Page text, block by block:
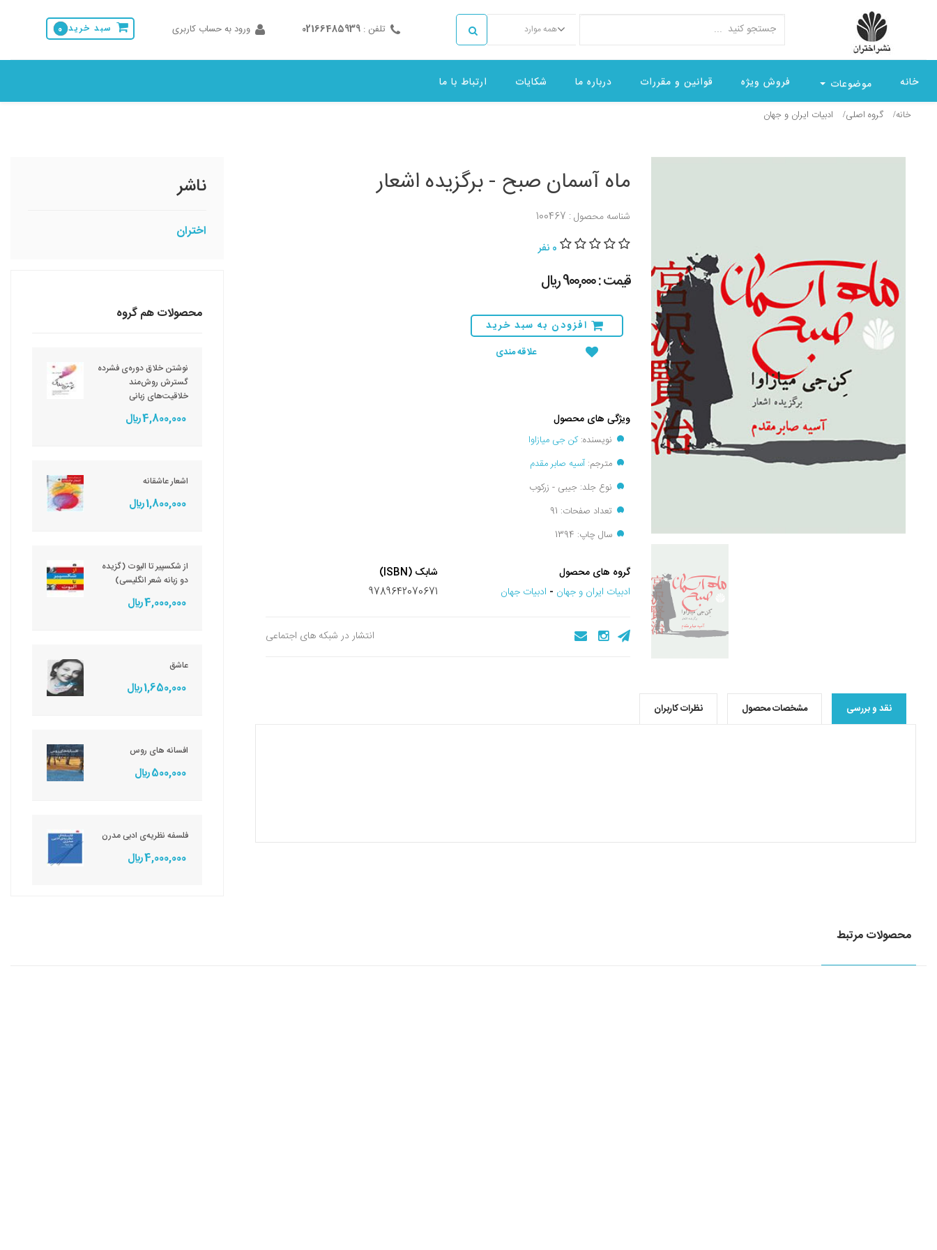
همه موارد تلفن : 02166485939 ورود به حساب کاربری سبد خرید 0
خانه موضوعات فروش ویژه قوانین و مقررات درباره ما شکایات ارتباط با ما
خانه گروه اصلی ادبيات ايران و جهان
ماه آسمان صبح - برگزیده اشعار
شناسه محصول : 100467
0 نفر
قیمت : 900,000 ريال
افزودن به سبد خرید
علاقه مندی
ویژگی های محصول
نویسنده:کن جی میازاوا
مترجم: آسیه صابر مقدم
نوع جلد: جیبی - زرکوب
تعداد صفحات: 91
سال چاپ: 1394
گروه های محصول
ادبيات ايران و جهان - ادبيات جهان
شابک (ISBN)
9789642070671
انتشار در شبکه های اجتماعی
نقد و بررسی مشخصات محصول نظرات کاربران
ناشر
اختران
محصولات هم گروه
نوشتن خلاق دوره‌ی فشرده
گسترش روش‌مند
خلاقیت‌های زبانی
4,800,000 ريال
اشعار عاشقانه
1,800,000 ريال
از شکسپیر تا الیوت (گزیده
دو زبانه شعر انگلیسی)
4,000,000 ريال
عاشق
1,650,000 ريال
افسانه های روس
500,000 ريال
فلسفه نظریه‌ی ادبی مدرن
4,000,000 ريال
محصولات مرتبط